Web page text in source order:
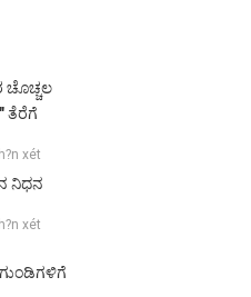
ಚೊಚ್ಚಲ
ತೆರೆಗೆ
xét
ನಿಧನ
xét